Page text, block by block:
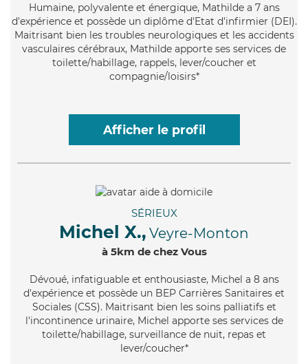
Humaine, polyvalente et énergique, Mathilde a 7 ans
d'expérience et possède un diplôme d'Etat d'infirmier (DEI).
Maitrisant bien les troubles neurologiques et les accidents
vasculaires cérébraux, Mathilde apporte ses services de
toilette/habillage, rappels, lever/coucher et
compagnie/loisirs*
Afficher le profil
SÉRIEUX
Michel X., Veyre-Monton
à 5km de chez Vous
Dévoué, infatiguable et enthousiaste, Michel a 8 ans
d'expérience et possède un BEP Carrières Sanitaires et
Sociales (CSS). Maitrisant bien les soins palliatifs et
l'incontinence urinaire, Michel apporte ses services de
toilette/habillage, surveillance de nuit, repas et
lever/coucher*